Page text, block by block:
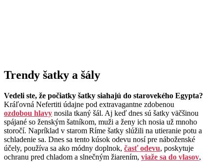
Trendy šatky a šály
Vedeli ste, že počiatky šatky siahajú do starovekého Egypta?
Kráľovná Nefertiti údajne pod extravagantne zdobenou
ozdobou hlavy nosila tkaný šál. Aj keď dnes sú šatky väčšinou
spájané so ženským šatníkom, muži a ženy ich nosia už mnoho
storočí. Napríklad v starom Ríme šatky slúžili na utieranie potu a
schladenie sa. Dnes sa tento kúsok odevu nosí pre náboženské
účely, používa sa ako módny doplnok, časť odevu, poskytuje
ochranu pred chladom a slnečným žiarením, viaže sa do vlasov,